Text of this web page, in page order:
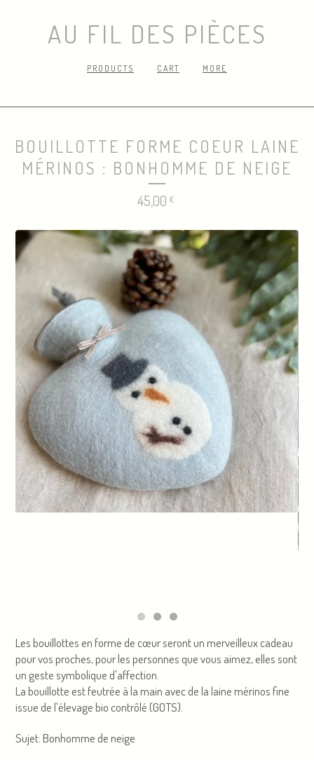
AU FIL DES PIÈCES
PRODUCTS CART MORE
BOUILLOTTE FORME COEUR LAINE
MÉRINOS : BONHOMME DE NEIGE
45,00 €
Les bouillottes en forme de cœur seront un merveilleux cadeau
pour vos proches, pour les personnes que vous aimez, elles sont
un geste symbolique d'affection.
La bouillotte est feutrée à la main avec de la laine mérinos fine
issue de l'élevage bio contrôlé (GOTS).
Sujet: Bonhomme de neige